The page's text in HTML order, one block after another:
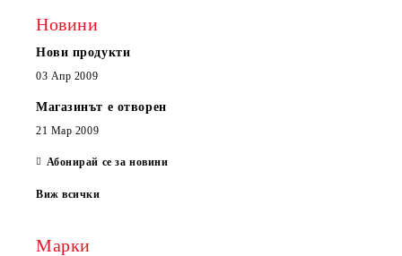
Новини
Нови продукти
03 Апр 2009
Магазинът е отворен
21 Мар 2009
Абонирай се за новини
Виж всички
Марки